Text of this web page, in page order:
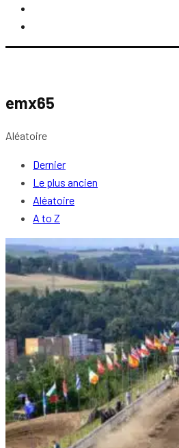
emx65
Aléatoire
Dernier
Le plus ancien
Aléatoire
A to Z